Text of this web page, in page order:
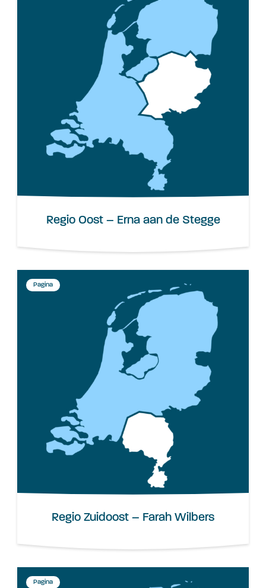
Regio Oost – Erna aan de Stegge
Pagina
Regio Zuidoost – Farah Wilbers
Pagina